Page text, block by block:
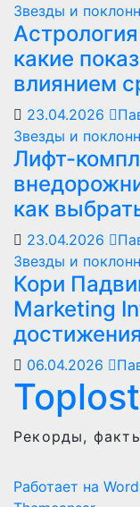
Звезды и
какие
влиянием
23.04.2026
Звезды и
Лифт-
как
23.04.2026
Звезды и
Кори
Marketing
06.04.2026
Рекорды,
Работает на